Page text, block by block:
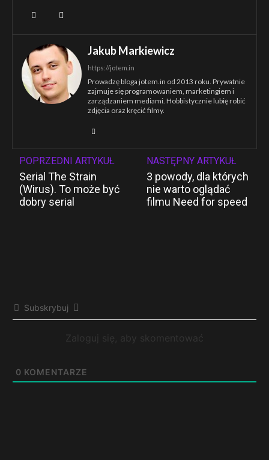
Jakub Markiewicz
https://jotem.in
Prowadzę bloga jotem.in od 2013 roku. Prywatnie
zajmuje się programowaniem, marketingiem i
zarządzaniem mediami. Hobbistycznie lubię robić
zdjęcia oraz kręcić filmy.
POPRZEDNI ARTYKUŁ
Serial The Strain
(Wirus). To może być
dobry serial
NASTĘPNY ARTYKUŁ
3 powody, dla których
nie warto oglądać
filmu Need for speed
Subskrybuj
Zaloguj się, aby skomentować
0 KOMENTARZE